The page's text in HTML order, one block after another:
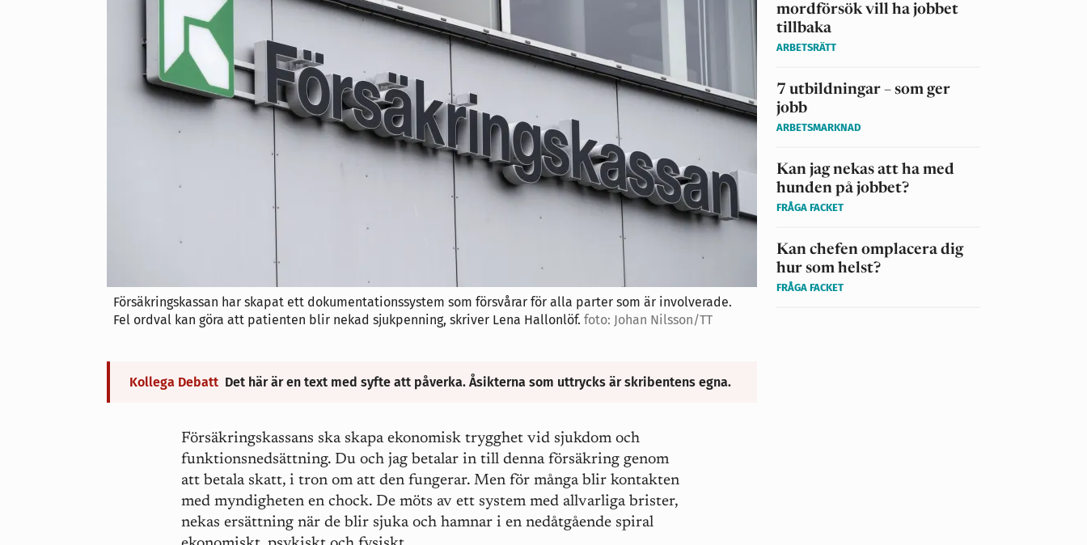
Försäkringskassan har skapat ett dokumentationssystem som försvårar för alla parter som är involverade.
Fel ordval kan göra att patienten blir nekad sjukpenning, skriver Lena Hallonlöf. foto: Johan Nilsson/TT
Kollega Debatt Det här är en text med syfte att påverka. Åsikterna som uttrycks är skribentens egna.
Försäkringskassans ska skapa ekonomisk trygghet vid sjukdom och
funktionsnedsättning. Du och jag betalar in till denna försäkring genom
att betala skatt, i tron om att den fungerar. Men för många blir kontakten
med myndigheten en chock. De möts av ett system med allvarliga brister,
nekas ersättning när de blir sjuka och hamnar i en nedåtgående spiral
mordförsök vill ha jobbet
tillbaka
ARBETSRÄTT
7 utbildningar – som ger
jobb
ARBETSMARKNAD
Kan jag nekas att ha med
hunden på jobbet?
FRÅGA FACKET
Kan chefen omplacera dig
hur som helst?
FRÅGA FACKET